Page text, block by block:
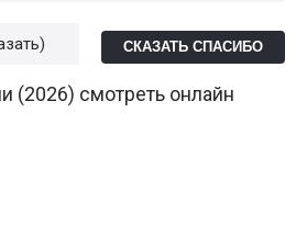
СКАЗАТЬ СПАСИБО
(2026) смотреть онлайн